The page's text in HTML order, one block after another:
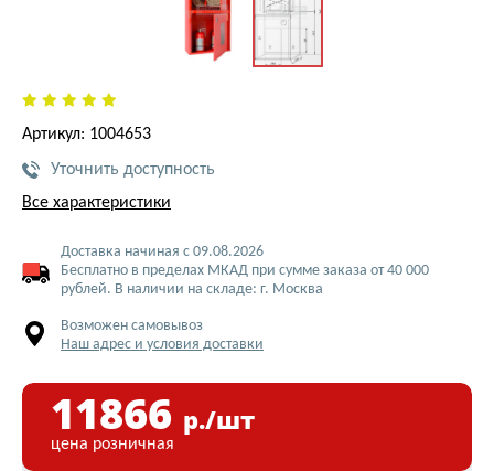
Артикул: 1004653
Уточнить доступность
Все характеристики
Доставка начиная с 09.08.2026
Бесплатно в пределах МКАД при сумме заказа от 40 000
рублей. В наличии на складе: г. Москва
Возможен самовывоз
Наш адрес и условия доставки
11866 р./шт
цена розничная